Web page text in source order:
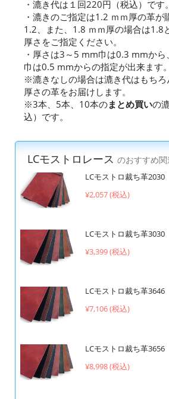
・漉き代は１回220円（税込）です。
・漉きのご指定は1.2 ｍｍ厚の革が
1.2、また、1.8 ｍｍ厚の場合は1.8
厚さをご指定ください。
・厚さは3～5 mm巾は0.3 mmか
巾は0.5 mmからの指定が出来ます。
※漉きなしの場合は漉き代はもちろ
厚さの革をお届けします。
※3本、5本、10本のまとめ買いの
込）です。
LCモストロレース のおすすめ関
LCモストロ裁ち革2030
¥2,057 (税込)
LCモストロ裁ち革3030
¥3,399 (税込)
LCモストロ裁ち革3646
¥7,106 (税込)
LCモストロ裁ち革3656
¥8,998 (税込)